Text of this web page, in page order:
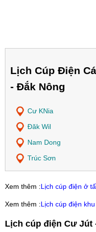
Lịch Cúp Điện
- Đắk Nông
Cư KNia
Đăk Wil
Nam Dong
Trúc Sơn
Xem thêm :Lịch cúp điện ở
Xem thêm :Lịch cúp điện
Lịch cúp điện Cư Jút